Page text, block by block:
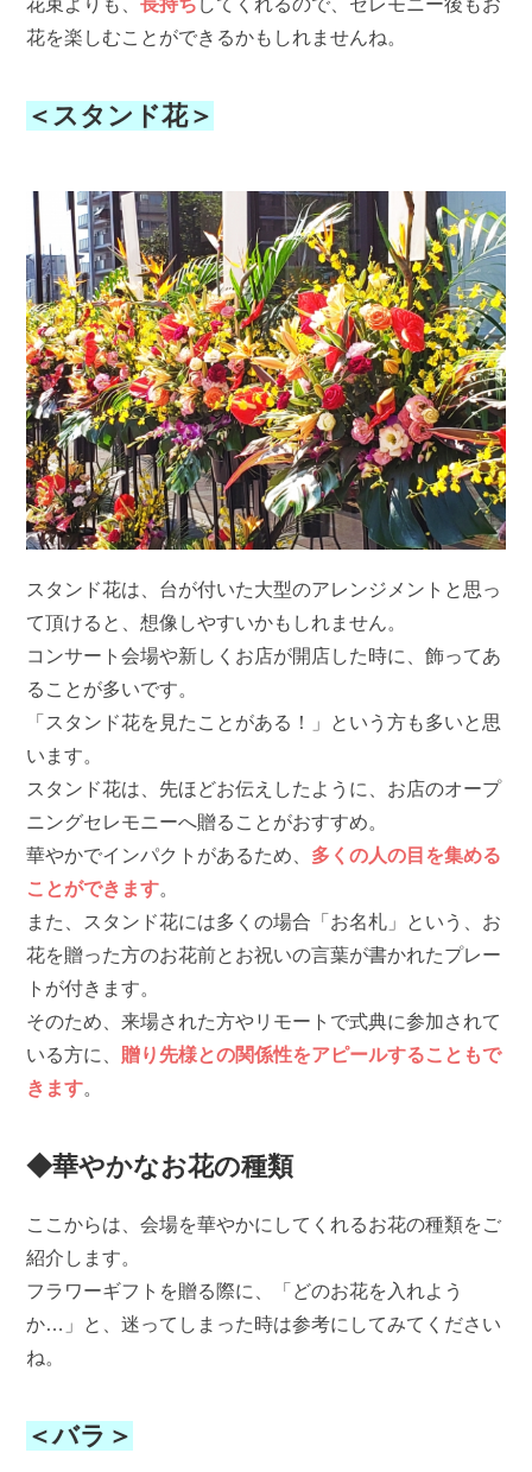
花を楽しむことができるかもしれませんね。
＜スタンド花＞
スタンド花は、台が付いた大型のアレンジメントと思っ
て頂けると、想像しやすいかもしれません。
コンサート会場や新しくお店が開店した時に、飾ってあ
ることが多いです。
「スタンド花を見たことがある！」という方も多いと思
います。
スタンド花は、先ほどお伝えしたように、お店のオープ
ニングセレモニーへ贈ることがおすすめ。
華やかでインパクトがあるため、 多くの人の目を集める
ことができます。
また、スタンド花には多くの場合「お名札」という、お
花を贈った方のお花前とお祝いの言葉が書かれたプレー
トが付きます。
そのため、来場された方やリモートで式典に参加されて
いる方に、 贈り先様との関係性をアピールすることもで
きます。
◆華やかなお花の種類
ここからは、会場を華やかにしてくれるお花の種類をご
紹介します。
フラワーギフトを贈る際に、「どのお花を入れよう
か…」と、迷ってしまった時は参考にしてみてください
ね。
＜バラ＞